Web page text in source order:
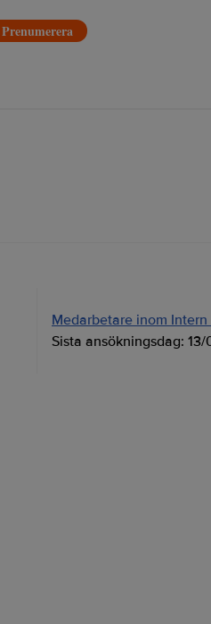
Prenumerera
Medarbetare inom
Sista ansökningsdag: